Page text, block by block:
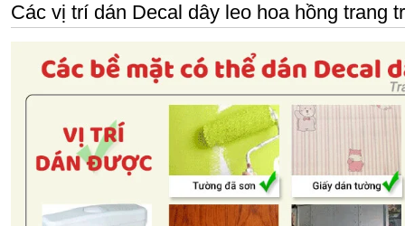
Các vị trí dán Decal dây leo hoa hồng trang